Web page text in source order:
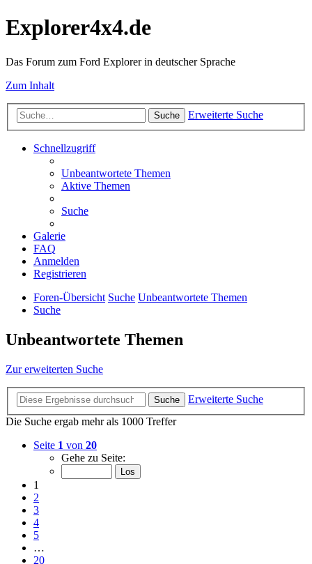
Explorer4x4.de
Das Forum zum Ford Explorer in deutscher Sprache
Zum Inhalt
Suche Erweiterte Suche
Schnellzugriff
Unbeantwortete Themen
Aktive Themen
Suche
Galerie
FAQ
Anmelden
Registrieren
Foren-Übersicht Suche Unbeantwortete Themen
Suche
Unbeantwortete Themen
Zur erweiterten Suche
Suche
Erweiterte Suche
Die Suche ergab mehr als 1000 Treffer
Seite 1 von 20
Gehe zu Seite:
1
2
3
4
5
…
20